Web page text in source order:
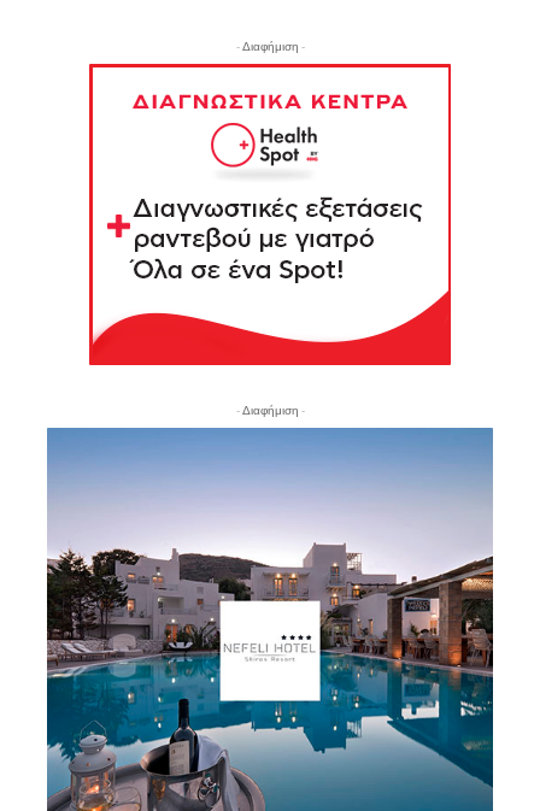
- Διαφήμιση -
- Διαφήμιση -